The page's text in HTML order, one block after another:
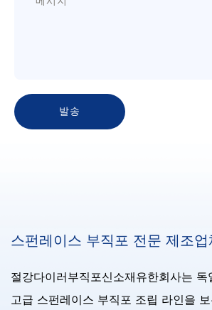
스펀레이스 부직포 전문 제조업
절강다이러부직포신소재유한회사는
고급 스펀레이스 부직포 조립 라인을